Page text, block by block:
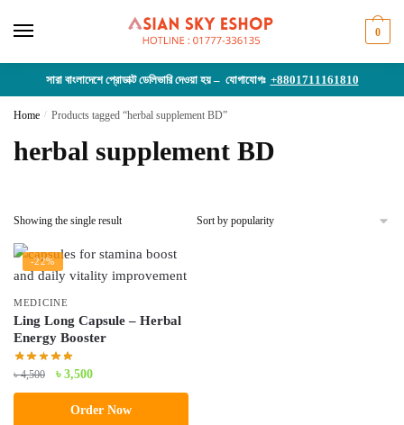
0
সারা বাংলাদেশে প্রোডাক্ট ডেলিভারি দেওয়া হয় – যোগাযোগঃ +8801711161810
Home / Products tagged “herbal supplement BD”
herbal supplement BD
Showing the single result
-22%
MEDICINE
Ling Long Capsule – Herbal
Energy Booster
৳4,500
Original
price
was:
৳ 3,500Current
price
is:
Order Now